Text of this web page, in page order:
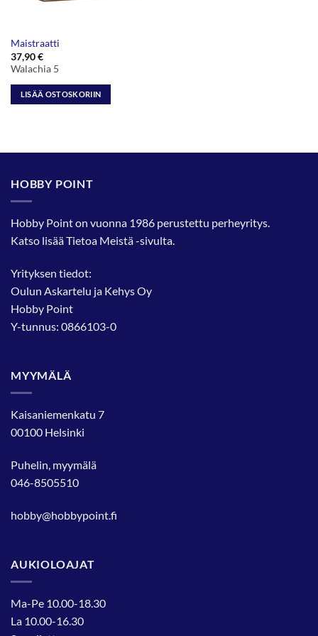
Maistraatti
37,90€
Walachia 5
LISÄÄ OSTOSKORIIN
HOBBY POINT
Hobby Point on vuonna 1986 perustettu perheyritys.
Katso lisääTietoa Meistä-sivulta.
Yrityksen tiedot:
Oulun Askartelu ja Kehys Oy
Hobby Point
Y-tunnus: 0866103-0
MYYMÄLÄ
Kaisaniemenkatu 7
00100 Helsinki
Puhelin, myymälä
046-8505510
hobby@hobbypoint.fi
AUKIOLOAJAT
Ma-Pe 10.00-18.30
La 10.00-16.30